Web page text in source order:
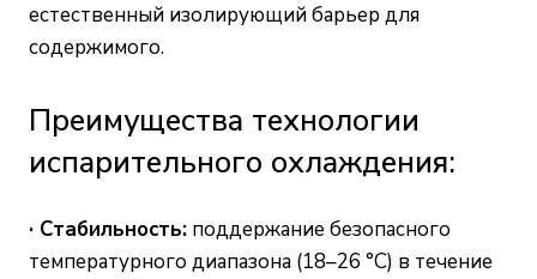
естественный изолирующий барьер для
содержимого.
Преимущества технологии
испарительного охлаждения:
· Стабильность: поддержание безопасного
температурного диапазона (18–26 °C) в течение